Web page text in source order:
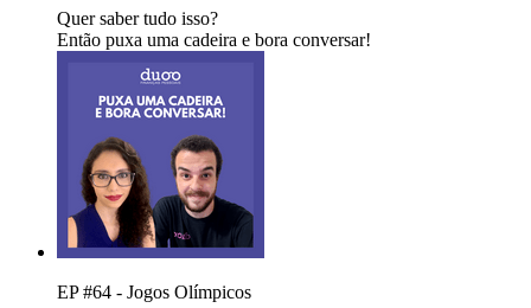
Quer saber tudo isso?
Então puxa uma cadeira e bora conversar!
EP #64 - Jogos Olímpicos